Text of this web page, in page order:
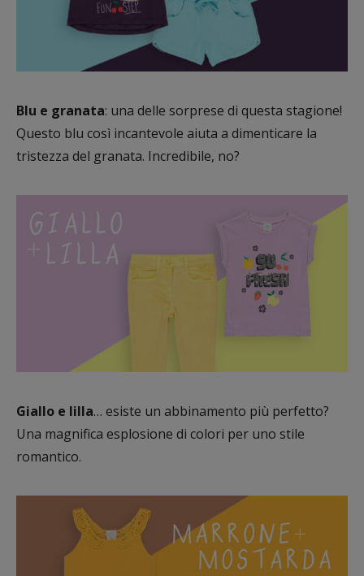
Blu e granata: una delle sorprese di questa stagione!
Questo blu così incantevole aiuta a dimenticare la
tristezza del granata. Incredibile, no?
Giallo e lilla… esiste un abbinamento più perfetto?
Una magnifica esplosione di colori per uno stile
romantico.